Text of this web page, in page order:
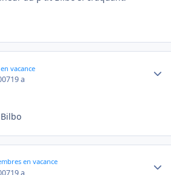
vacance
19 a
en vacance
19 a